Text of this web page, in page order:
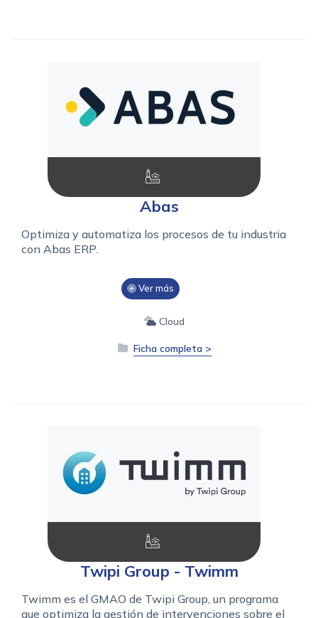
Abas
Optimiza y automatiza los procesos de tu industria
con Abas ERP.
Ver más
Cloud
Ficha completa >
Twipi Group - Twimm
Twimm es el GMAO de Twipi Group, un programa
que optimiza la gestión de intervenciones sobre el